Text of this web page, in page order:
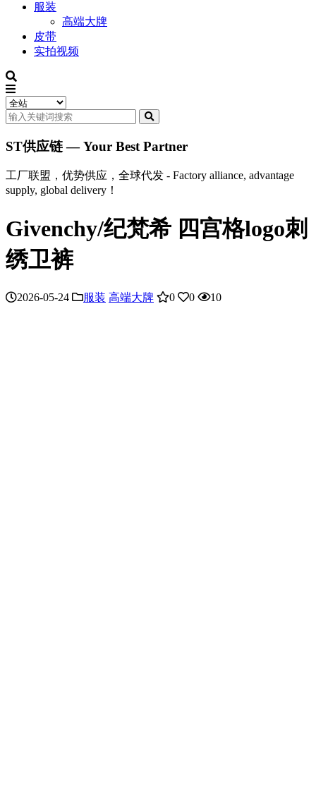
服装
高端大牌
皮带
实拍视频
ST供应链 — Your Best Partner
工厂联盟，优势供应，全球代发 - Factory alliance, advantage
supply, global delivery！
Givenchy/纪梵希 四宫格logo刺
绣卫裤
2026-05-24 服装 高端大牌 0 0 10